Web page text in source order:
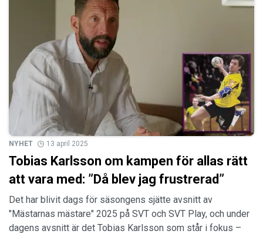
NYHET 13 april 2025
Tobias Karlsson om kampen för allas rätt
att vara med: ”Då blev jag frustrerad”
Det har blivit dags för säsongens sjätte avsnitt av
"Mästarnas mästare" 2025 på SVT och SVT Play, och under
dagens avsnitt är det Tobias Karlsson som står i fokus –